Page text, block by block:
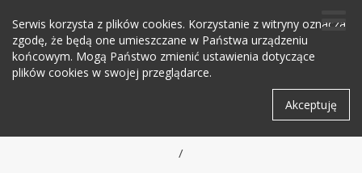
Serwis korzysta z plików cookies. Korzystanie z witryny oznacza
zgodę, że będą one umieszczane w Państwa urządzeniu
końcowym. Mogą Państwo zmienić ustawienia dotyczące
plików cookies w swojej przeglądarce.
Akceptuję
/